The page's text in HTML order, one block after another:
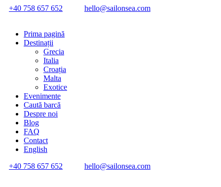
+40 758 657 652 hello@sailonsea.com
Prima pagină
Destinații
Grecia
Italia
Croația
Malta
Exotice
Evenimente
Caută barcă
Despre noi
Blog
FAQ
Contact
English
+40 758 657 652
hello@sailonsea.com